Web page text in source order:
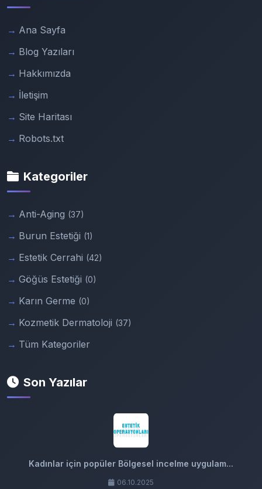
Ana Sayfa
Blog Yazıları
Hakkımızda
İletişim
Site Haritası
Robots.txt
Kategoriler
Anti-Aging (37)
Burun Estetiği (1)
Estetik Cerrahi (42)
Göğüs Estetiği (0)
Karın Germe (0)
Kozmetik Dermatoloji (37)
Tüm Kategoriler
Son Yazılar
Kadınlar için popüler Bölgesel incelme uygulam...
06.10.2025